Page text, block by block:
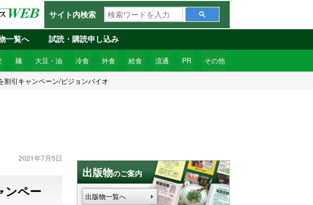
サイト内検索
検
索
ワ
ー
ド
を
入
麺 大豆・油 冷食 外食 給食 流通 PR その他
一覧へ 試読・購読申し込み
割引キャンペーン/ビジョンバイオ
2021年7月5日
ンペー
出版物のご案内
出版物一覧へ